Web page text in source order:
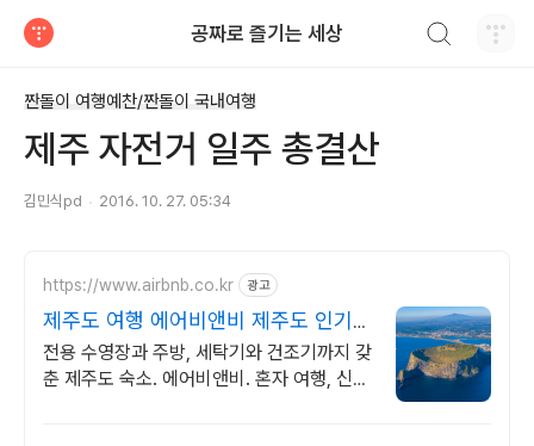
공짜로 즐기는 세상
짠돌이 여행예찬/짠돌이 국내여행
제주 자전거 일주 총결산
김민식pd 2016. 10. 27. 05:34
https://www.airbnb.co.kr 광고
제주도 여행 에어비앤비 제주도 인기숙
소 둘러보기
전용 수영장과 주방, 세탁기와 건조기까지 갖
춘 제주도 숙소. 에어비앤비. 혼자 여행, 신나